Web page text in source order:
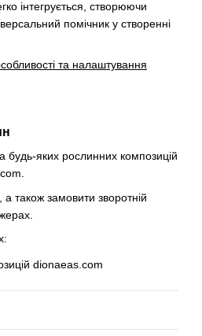
інтегрується, створюючи
помічник у створенні
та налаштування
будь-яких рослинних композицій
також замовити зворотній